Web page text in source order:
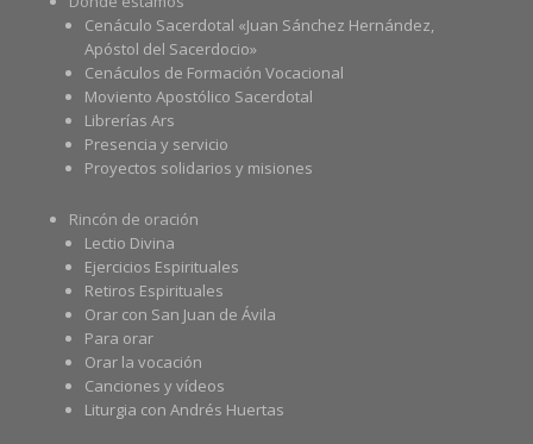
Cenáculo Sacerdotal «Juan Sánchez Hernández,
Apóstol del Sacerdocio»
Cenáculos de Formación Vocacional
Moviento Apostólico Sacerdotal
Librerías Ars
Presencia y servicio
Proyectos solidarios y misiones
Rincón de oración
Lectio Divina
Ejercicios Espirituales
Retiros Espirituales
Orar con San Juan de Ávila
Para orar
Orar la vocación
Canciones y vídeos
Liturgia con Andrés Huertas